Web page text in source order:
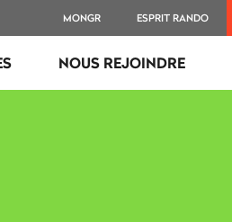
MONGR ESPRIT RANDO
NOUS REJOINDRE